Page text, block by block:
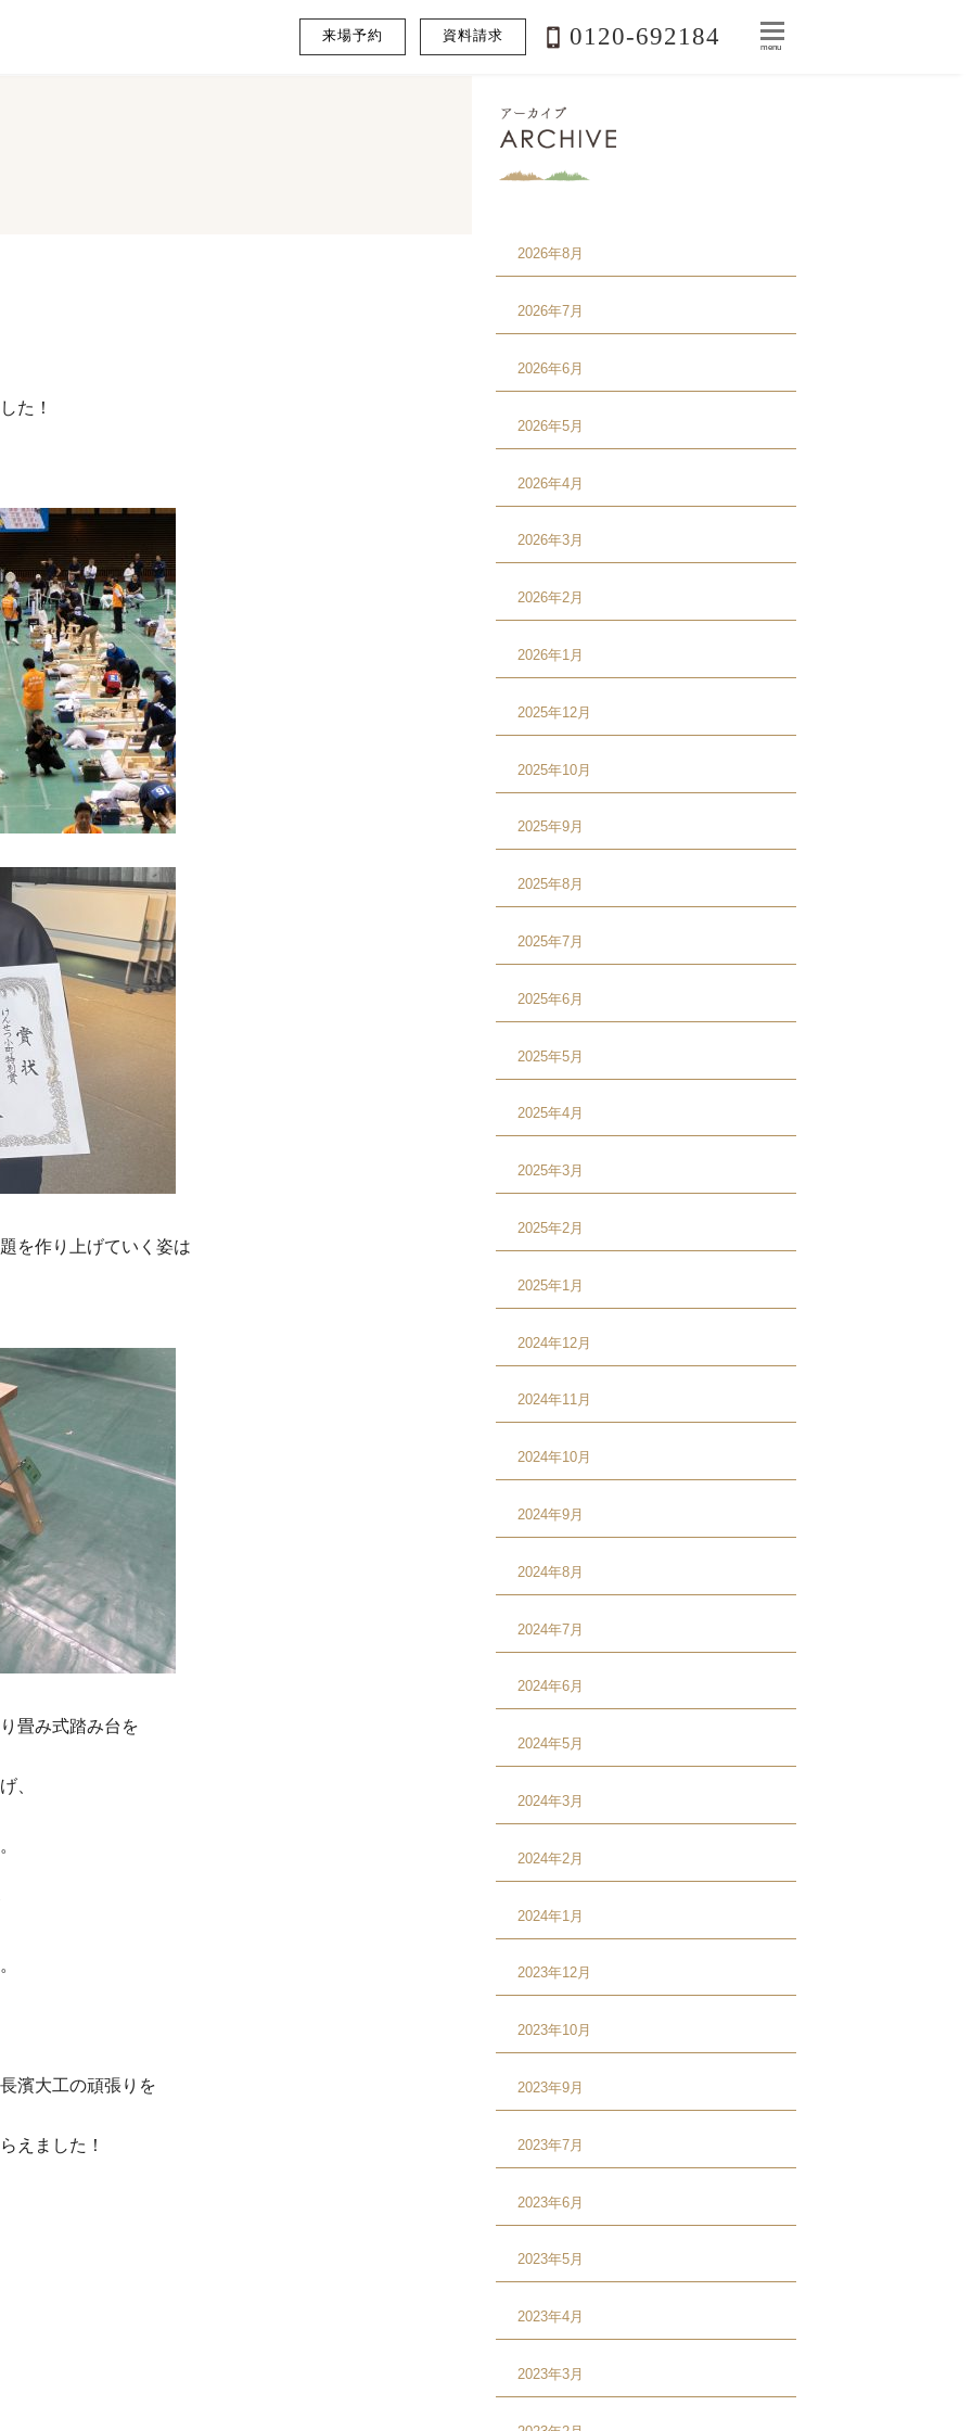
来場予約 資料請求 0120-692184 menu
た！
を作り上げていく姿は
畳み式踏み台を
、
濱大工の頑張りを
えました！
2026年8月
2026年7月
2026年6月
2026年5月
2026年4月
2026年3月
2026年2月
2026年1月
2025年12月
2025年10月
2025年9月
2025年8月
2025年7月
2025年6月
2025年5月
2025年4月
2025年3月
2025年2月
2025年1月
2024年12月
2024年11月
2024年10月
2024年9月
2024年8月
2024年7月
2024年6月
2024年5月
2024年3月
2024年2月
2024年1月
2023年12月
2023年10月
2023年9月
2023年7月
2023年6月
2023年5月
2023年4月
2023年3月